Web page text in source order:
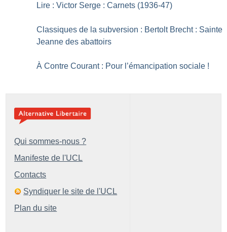
Lire : Victor Serge : Carnets (1936-47)
Classiques de la subversion : Bertolt Brecht : Sainte
Jeanne des abattoirs
À Contre Courant : Pour l’émancipation sociale !
Qui sommes-nous ?
Manifeste de l'UCL
Contacts
Syndiquer le site de l'UCL
Plan du site